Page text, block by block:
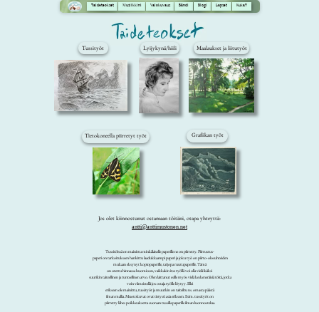
Taideteokset Musiikkini Valokuvaus Bändi Blogi Lapset Kuka?
Tussityöt Lyijykynä/hiili Maalaukset ja liitutyöt
Tietokoneella piirretyt työt Grafiikan työt
Jos olet kiinnostunut ostamaan töitäni, otapa yhteyttä:
antti@anttimustonen.net
Tussitöissä on mainittu minkälaiselle paperille ne on piirretty. Piirrustus-
paperi on tarkoitukseen hankittu laadukkaampi paperi ja joku työ on piirto-olosuhteiden
mukaan eksynyt kopiopaperille, tai jopa ruutupaperille. Tämä
on otettu hinnassa huomioon, vaikkakin itse työllä voi olla vielä lisäksi
suurikin taiteellinen ja tunteellinen arvo. Olen laittanut esille myös vielä keskeneräisiä töitä, jotka
voin viimeistellä jos ostaja työlle löytyy. Ellei
erikseen ole mainittu, tussityöt ja muutkin on taiteiltu ns. omasta päästä
ilman mallia. Muotokuvat ovat tietysti asia erikseen. Esim. tussityöt on
piirretty lähes poikkeuksetta suoraan tussilla paperille ilman luonnostelua.